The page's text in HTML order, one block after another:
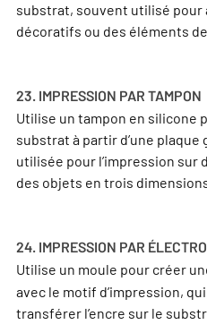
substrat, souvent utilisé pour
décoratifs ou des éléments
23. IMPRESSION PAR TAMPON
Utilise un tampon en silicone
substrat à partir d’une
utilisée pour l’impression sur
des objets en trois
24. IMPRESSION PAR
Utilise un moule pour créer
avec le motif d’impression,
transférer l’encre sur le